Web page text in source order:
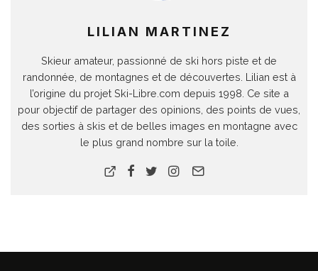
LILIAN MARTINEZ
Skieur amateur, passionné de ski hors piste et de
randonnée, de montagnes et de découvertes. Lilian est à
l’origine du projet Ski-Libre.com depuis 1998. Ce site a
pour objectif de partager des opinions, des points de vues,
des sorties à skis et de belles images en montagne avec
le plus grand nombre sur la toile.